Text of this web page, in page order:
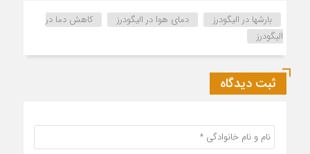
بارشها در الیگودرز دمای هوا در الیگودرز
کاهش دما در
الیگودرز
ثبت دیدگاه